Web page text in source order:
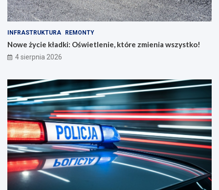
INFRASTRUKTURA REMONTY
Nowe życie kładki: Oświetlenie, które zmienia wszystko!
4 sierpnia 2026